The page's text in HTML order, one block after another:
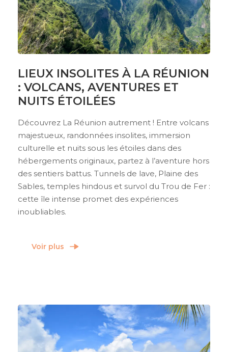
LIEUX INSOLITES À LA RÉUNION
: VOLCANS, AVENTURES ET
NUITS ÉTOILÉES
Découvrez La Réunion autrement ! Entre volcans
majestueux, randonnées insolites, immersion
culturelle et nuits sous les étoiles dans des
hébergements originaux, partez à l’aventure hors
des sentiers battus. Tunnels de lave, Plaine des
Sables, temples hindous et survol du Trou de Fer :
cette île intense promet des expériences
inoubliables.
Voir plus